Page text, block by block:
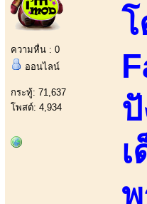
ความหื่น : 0
ออนไลน์
กระทู้: 71,637
โพสต์: 4,934